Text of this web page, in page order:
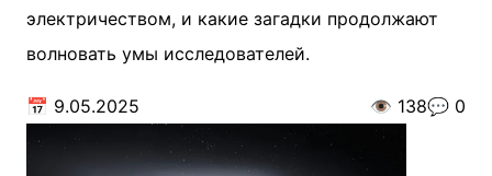
электричеством, и какие загадки продолжают
волновать умы исследователей.
📅 9.05.2025 👁️ 138💬 0